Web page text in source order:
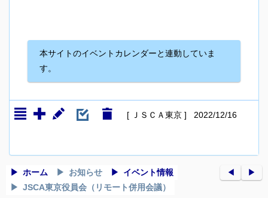
本サイトのイベントカレンダーと連動していま
す。
[ ＪＳＣＡ東京 ] 2022/12/16
ホーム お知らせ
イベント情報
JSCA東京役員会（リモート併用会議）
◀︎ ▶︎